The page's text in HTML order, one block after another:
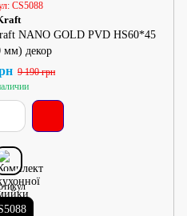
CS5088
NANO GOLD PVD HS60*45
мм) декор
9 190 грн